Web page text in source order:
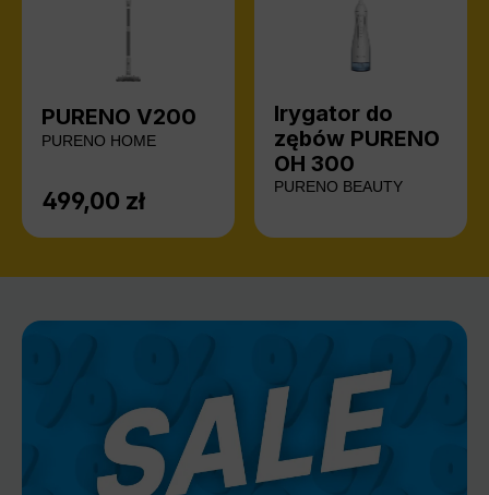
PURENO V200
PURENO HOME
Cena regularna:
499,00 zł
Irygator do
zębów PURENO
OH 300
PURENO BEAUTY